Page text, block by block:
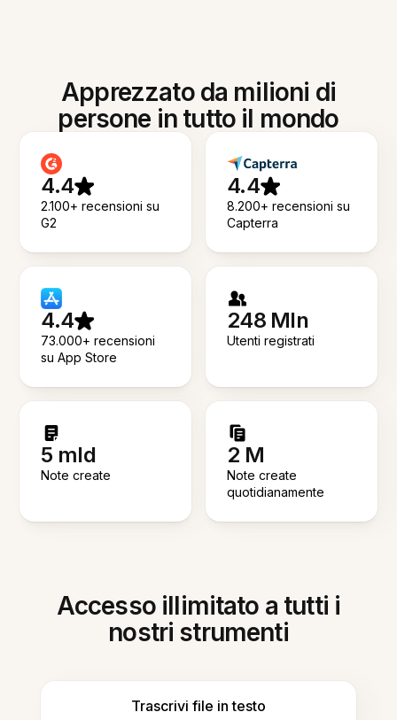
Apprezzato da milioni di
persone in tutto il mondo
4.4
2.100+ recensioni su
G2
4.4
8.200+ recensioni su
Capterra
4.4
73.000+ recensioni
su App Store
248 Mln
Utenti registrati
5 mld
Note create
2 M
Note create
quotidianamente
Accesso illimitato a tutti i
nostri strumenti
Trascrivi file in testo